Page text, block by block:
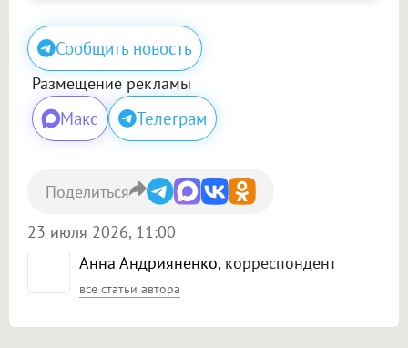
Сообщить новость
Размещение рекламы
Макс Телеграм
Анна Андрияненко, корреспондент
все статьи автора
23 июля 2026, 11:00
Поделиться